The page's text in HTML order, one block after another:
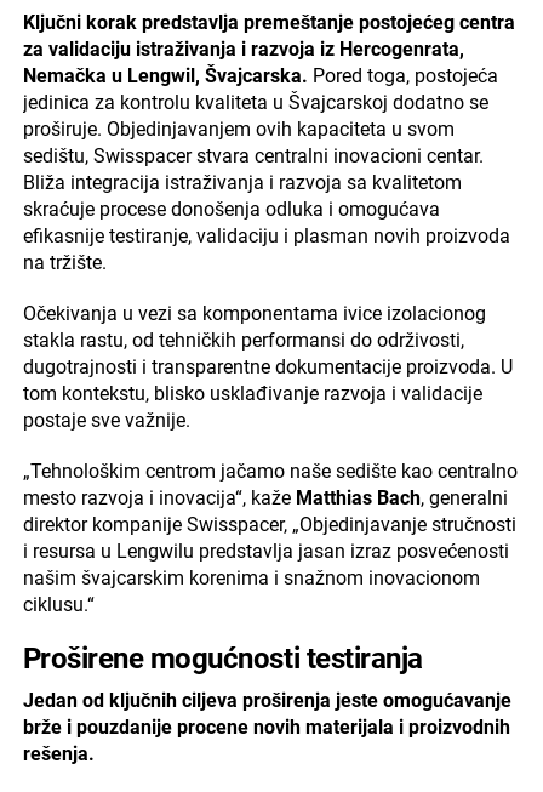
Ključni korak predstavlja premeštanje postojećeg centra
za validaciju istraživanja i razvoja iz Hercogenrata,
Nemačka u Lengwil, Švajcarska. Pored toga, postojeća
jedinica za kontrolu kvaliteta u Švajcarskoj dodatno se
proširuje. Objedinjavanjem ovih kapaciteta u svom
sedištu, Swisspacer stvara centralni inovacioni centar.
Bliža integracija istraživanja i razvoja sa kvalitetom
skraćuje procese donošenja odluka i omogućava
efikasnije testiranje, validaciju i plasman novih proizvoda
na tržište.
Očekivanja u vezi sa komponentama ivice izolacionog
stakla rastu, od tehničkih performansi do održivosti,
dugotrajnosti i transparentne dokumentacije proizvoda. U
tom kontekstu, blisko usklađivanje razvoja i validacije
postaje sve važnije.
„Tehnološkim centrom jačamo naše sedište kao centralno
mesto razvoja i inovacija“, kaže Matthias Bach, generalni
direktor kompanije Swisspacer, „Objedinjavanje stručnosti
i resursa u Lengwilu predstavlja jasan izraz posvećenosti
našim švajcarskim korenima i snažnom inovacionom
ciklusu.“
Proširene mogućnosti testiranja
Jedan od ključnih ciljeva proširenja jeste omogućavanje
brže i pouzdanije procene novih materijala i proizvodnih
rešenja.